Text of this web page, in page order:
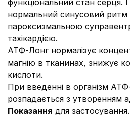
функціональний стан серця.
нормальний синусовий ритм
пароксизмальною
тахікардією.
АТФ-Лонг нормалізує
магнію в тканинах, знижує
кислоти.
При введенні в організм
розпадається з утворенням
Показання для застосування.